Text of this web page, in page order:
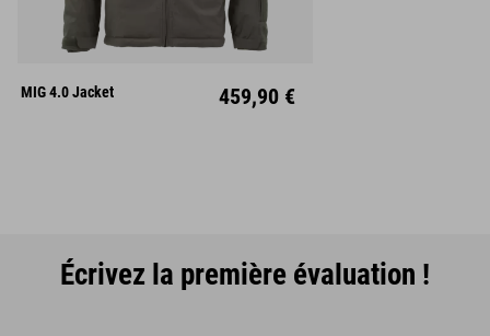
XL
MIG 4.0 Jacket 459,90 €
Écrivez la première évaluation !